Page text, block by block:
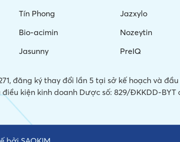
Tín Phong
Bio-acimin
Jasunny
Jazxylo
Nozeytin
PreIQ
đăng ký thay đổi lần 5 tại sở kế hoạch và
kiện kinh doanh Dược số: 829/ĐKKDD-BYT